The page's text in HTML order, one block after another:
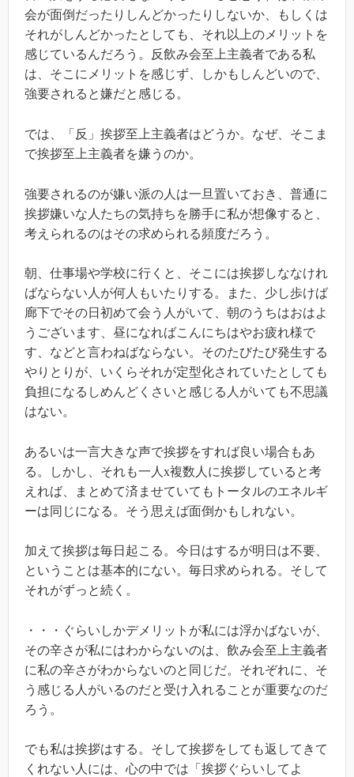
会が面倒だったりしんどかったりしないか、もしくは
それがしんどかったとしても、それ以上のメリットを
感じているんだろう。反飲み会至上主義者である私
は、そこにメリットを感じず、しかもしんどいので、
強要されると嫌だと感じる。
では、「反」挨拶至上主義者はどうか。なぜ、そこま
で挨拶至上主義者を嫌うのか。
強要されるのが嫌い派の人は一旦置いておき、普通に
挨拶嫌いな人たちの気持ちを勝手に私が想像すると、
考えられるのはその求められる頻度だろう。
朝、仕事場や学校に行くと、そこには挨拶しななけれ
ばならない人が何人もいたりする。また、少し歩けば
廊下でその日初めて会う人がいて、朝のうちはおはよ
うございます、昼になればこんにちはやお疲れ様で
す、などと言わねばならない。そのたびたび発生する
やりとりが、いくらそれが定型化されていたとしても
負担になるしめんどくさいと感じる人がいても不思議
はない。
あるいは一言大きな声で挨拶をすれば良い場合もあ
る。しかし、それも一人x複数人に挨拶していると考
えれば、まとめて済ませていてもトータルのエネルギ
ーは同じになる。そう思えば面倒かもしれない。
加えて挨拶は毎日起こる。今日はするが明日は不要、
ということは基本的にない。毎日求められる。そして
それがずっと続く。
・・・ぐらいしかデメリットが私には浮かばないが、
その辛さが私にはわからないのは、飲み会至上主義者
に私の辛さがわからないのと同じだ。それぞれに、そ
う感じる人がいるのだと受け入れることが重要なのだ
ろう。
でも私は挨拶はする。そして挨拶をしても返してきて
くれない人には、心の中では「挨拶ぐらいしてよ